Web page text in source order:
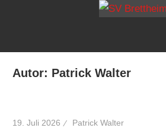
amAutor: Patrick Walter
19. Juli 2026 Patrick Walter